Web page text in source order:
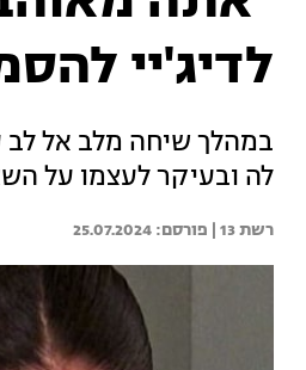
לדיג'יי
במהלך שיחה מלב אל לב
לה ובעיקר לעצמו על
רשת 13 | 25.07.2024